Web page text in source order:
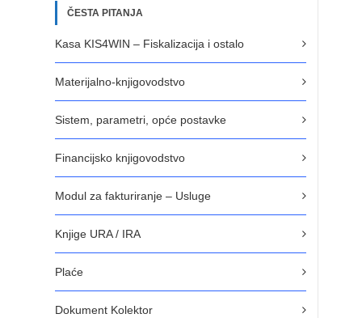
ČESTA PITANJA
Kasa KIS4WIN – Fiskalizacija i ostalo
Materijalno-knjigovodstvo
Sistem, parametri, opće postavke
Financijsko knjigovodstvo
Modul za fakturiranje – Usluge
Knjige URA / IRA
Plaće
Dokument Kolektor